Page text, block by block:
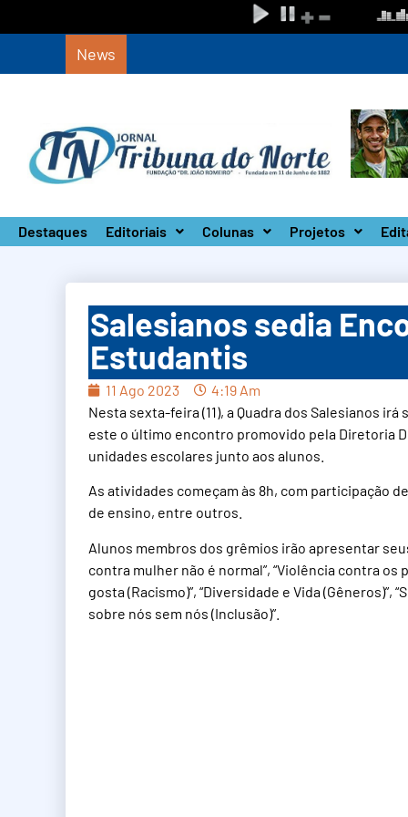
News Circuito Paulista Open marca a primeira
Destaques Editoriais Colunas Projetos
Salesianos sedia
Estudantis
11 Ago 2023
4:19 Am
Nesta sexta-feira (11), a Quadra dos Salesianos
este o último encontro promovido pela Diretoria
unidades escolares junto aos alunos.
As atividades começam às 8h, com participação
de ensino, entre outros.
Alunos membros dos grêmios irão apresentar
contra mulher não é normal”, “Violência contra
gosta (Racismo)”, “Diversidade e Vida (Gêneros)”,
sobre nós sem nós (Inclusão)”.